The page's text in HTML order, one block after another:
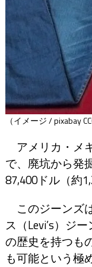
（イメージ / pixabay
アメリカ・メ
で、廃坑から発
87,400ドル（約
このジーンズ
ス（Levi’s）ジ
の歴史を持つも
も可能という極